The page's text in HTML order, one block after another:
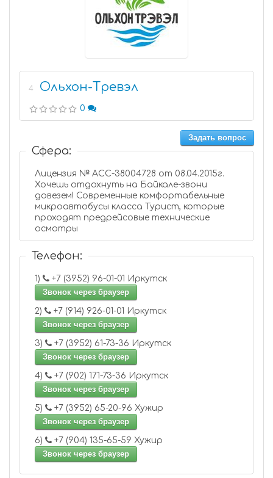
4 Ольхон-Тревэл
0
Задать вопрос
Сфера:
Лицензия № АСС-38004728 от 08.04.2015г.
Хочешь отдохнуть на Байкале-звони
довезем! Современные комфортабельные
микроавтобусы класса Турист, которые
проходят предрейсовые технические
осмотры
Телефон:
1)
+7 (3952) 96-01-01 Иркутск
Звонок через браузер
2)
+7 (914) 926-01-01 Иркутск
Звонок через браузер
3)
+7 (3952) 61-73-36 Иркутск
Звонок через браузер
4)
+7 (902) 171-73-36 Иркутск
Звонок через браузер
5)
+7 (3952) 65-20-96 Хужир
Звонок через браузер
6)
+7 (904) 135-65-59 Хужир
Звонок через браузер